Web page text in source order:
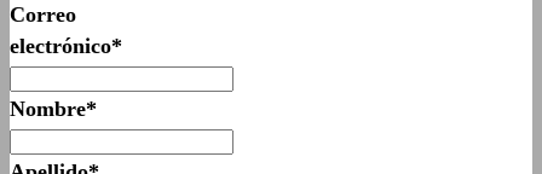
Correo
electrónico*
Nombre*